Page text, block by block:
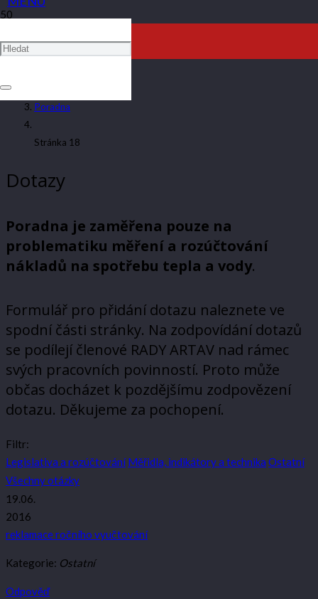
PORADNA
Poradna
Stránka 18
Dotazy
Poradna je zaměřena pouze na
problematiku měření a rozúčtování
nákladů na spotřebu tepla a vody.
Formulář pro přidání dotazu naleznete ve
spodní části stránky. Na zodpovídání dotazů
se podílejí členové RADY ARTAV nad rámec
svých pracovních povinností. Proto může
občas docházet k pozdějšímu zodpovězení
dotazu. Děkujeme za pochopení.
Filtr:
Legislativa a rozúčtování Měřidla, indikátory a technika Ostatní
Všechny otázky
19.06.
2016
reklamace ročního vyučtování
Kategorie: Ostatní
Odpověď